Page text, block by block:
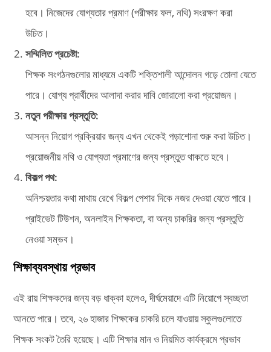
হবে। নিজেদের যোগ্যতার প্রমাণ (পরীক্ষার ফল, নথি) সংরক্ষণ করা
উচিত।
সম্মিলিত প্রচেষ্টা:
শিক্ষক সংগঠনগুলোর মাধ্যমে একটি শক্তিশালী আন্দোলন গড়ে তোলা যেতে
পারে। যোগ্য প্রার্থীদের আলাদা করার দাবি জোরালো করা প্রয়োজন।
নতুন পরীক্ষার প্রস্তুতি:
আসন্ন নিয়োগ প্রক্রিয়ার জন্য এখন থেকেই পড়াশোনা শুরু করা উচিত।
প্রয়োজনীয় নথি ও যোগ্যতা প্রমাণের জন্য প্রস্তুত থাকতে হবে।
বিকল্প পথ:
অনিশ্চয়তার কথা মাথায় রেখে বিকল্প পেশার দিকে নজর দেওয়া যেতে পারে।
প্রাইভেট টিউশন, অনলাইন শিক্ষকতা, বা অন্য চাকরির জন্য প্রস্তুতি
নেওয়া সম্ভব।
শিক্ষাব্যবস্থায় প্রভাব
এই রায় শিক্ষকদের জন্য বড় ধাক্কা হলেও, দীর্ঘমেয়াদে এটি নিয়োগে স্বচ্ছতা
আনতে পারে। তবে, ২৬ হাজার শিক্ষকের চাকরি চলে যাওয়ায় স্কুলগুলোতে
শিক্ষক সংকট তৈরি হয়েছে। এটি শিক্ষার মান ও নিয়মিত কার্যক্রমে প্রভাব